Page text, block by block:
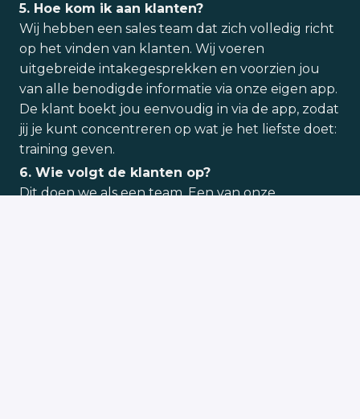
5. Hoe kom ik aan klanten?
Wij hebben een sales team dat zich volledig richt
op het vinden van klanten. Wij voeren
uitgebreide intakegesprekken en voorzien jou
van alle benodigde informatie via onze eigen app.
De klant boekt jou eenvoudig in via de app, zodat
jij je kunt concentreren op wat je het liefste doet:
training geven.
6. Wie volgt de klanten op?
Dit doen we als een team. Een van onze